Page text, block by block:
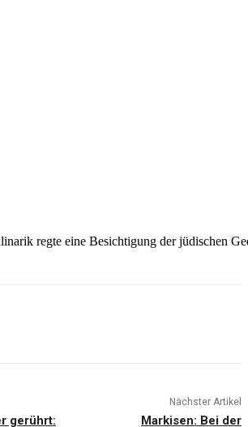
regte eine Besichtigung der jüdischen
gerührt:
Nächster Artikel
Markisen: Bei der